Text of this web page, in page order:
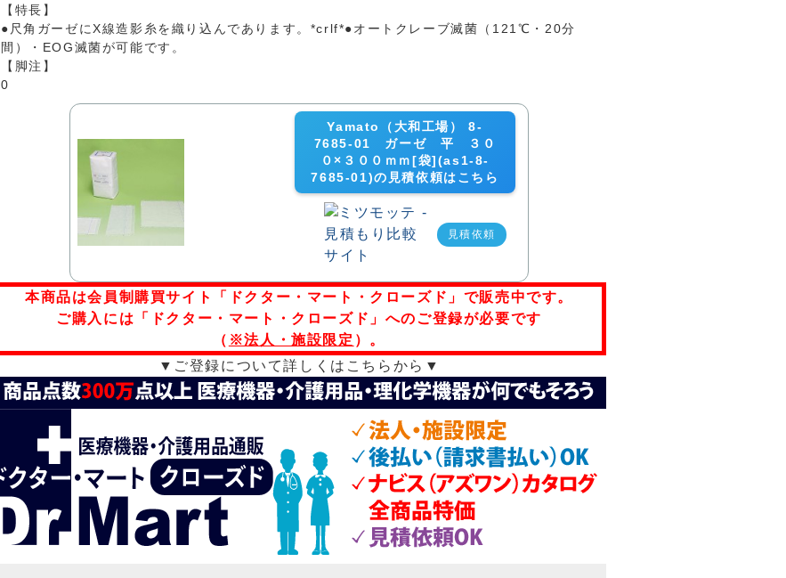
【特長】
●尺角ガーゼにX線造影糸を織り込んであります。*crlf*●オートクレーブ滅菌（121℃・20分
間）・EOG滅菌が可能です。
【脚注】
0
Yamato（大和工場） 8-
7685-01 ガーゼ 平 ３０
０×３００ｍｍ[袋](as1-8-
7685-01)の見積依頼はこちら
見積依頼
本商品は会員制購買サイト「ドクター・マート・クローズド」で販売中です。
ご購入には「ドクター・マート・クローズド」へのご登録が必要です
（ ※法人・施設限定 ）。
▼ご登録について詳しくはこちらから▼